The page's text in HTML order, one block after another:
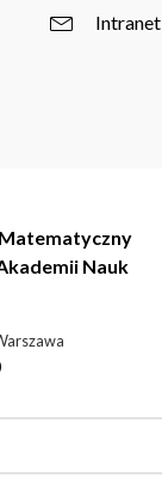
Intranet
Nauk